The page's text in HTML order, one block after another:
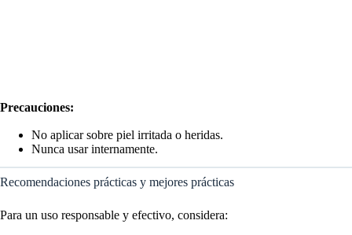
Precauciones:
No aplicar sobre piel irritada o heridas.
Nunca usar internamente.
Recomendaciones prácticas y mejores prácticas
Para un uso responsable y efectivo, considera: